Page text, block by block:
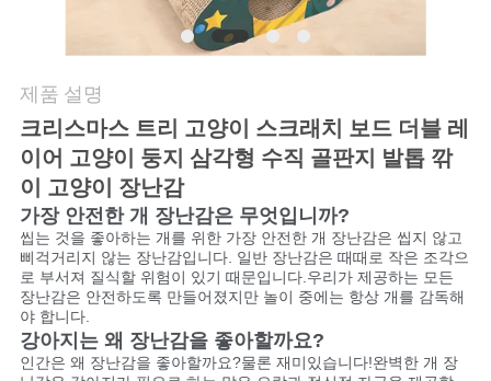
을
요
구
하
세
요
제품 설명
크리스마스 트리 고양이 스크래치 보드 더블 레
이어 고양이 둥지 삼각형 수직 골판지 발톱 깎
이 고양이 장난감
가장 안전한 개 장난감은 무엇입니까?
씹는 것을 좋아하는 개를 위한 가장 안전한 개 장난감은 씹지 않고
삐걱거리지 않는 장난감입니다. 일반 장난감은 때때로 작은 조각으
로 부서져 질식할 위험이 있기 때문입니다.우리가 제공하는 모든
장난감은 안전하도록 만들어졌지만 놀이 중에는 항상 개를 감독해
야 합니다.
강아지는 왜 장난감을 좋아할까요?
인간은 왜 장난감을 좋아할까요?물론 재미있습니다!완벽한 개 장